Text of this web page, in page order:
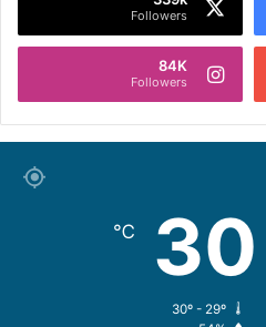
Followers
84K
Followers
30
℃